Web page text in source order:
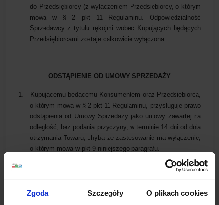
Zgoda Szczegóły O plikach cookies
do Przedsiębiorcy (z wyłączeniem Przedsiębiorcy, o którym
mowa w § 2 pkt 11 Regulaminu. Odpowiedzialność
Sprzedawcy z tytułu rękojmi wobec Kupujących będących
Przedsiębiorcami zostaje całkowicie wyłączona.
ODSTĄPIENIE OD UMOWY SPRZEDAŻY
1.
Kupującemu będącemu Konsumentem oraz Przedsiębiorcą,
o którym mowa w § 2 pkt 11 Regulaminu, przysługuje prawo
odstąpienia od Umowy Sprzedaży jako umowy zawartej na
odległość, bez podania przyczyny, w terminie 14 dni od dnia
otrzymania Towaru, chyba że zastosowanie ma wyłączenie,
o którym mowa w pkt 9 niniejszego paragrafu.
2.
Skorzystanie z uprawnienia, o którym mowa w punkcie
wskazanym terminie oświadczenia o odstąpieniu od Umowy
Sprzedaży: